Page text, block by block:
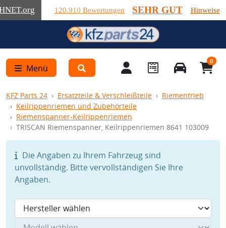
.org 120.910 Bewertungen SEHR GUT Hinweise
Menü
0
KFZ Parts 24 Ersatzteile & Verschleißteile
Riementrieb
Keilrippenriemen und Zubehörteile
Riemenspanner-Keilrippenriemen
TRISCAN Riemenspanner, Keilrippenriemen 8641 103009
Die Angaben zu Ihrem Fahrzeug sind
unvollständig. Bitte vervollständigen Sie Ihre
Angaben.